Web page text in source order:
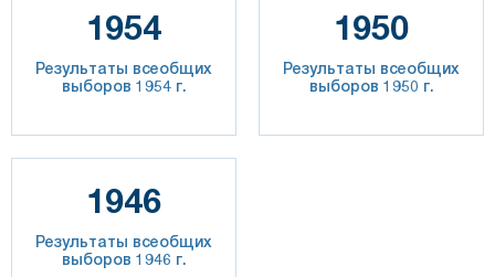
1954
Результаты всеобщих
выборов 1954 г.
1950
Результаты всеобщих
выборов 1950 г.
1946
Результаты всеобщих
выборов 1946 г.